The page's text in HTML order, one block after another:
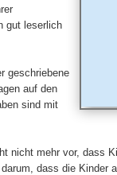
gut leserlich
geschriebene
auf den
sind mit
nicht mehr vor, dass
dass die